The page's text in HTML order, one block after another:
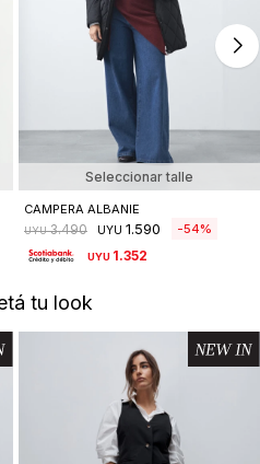
Seleccionar talle
CAMPERA ALBANIE
UYU 3.490 UYU 1.590 54
UYU 1.352
tu look